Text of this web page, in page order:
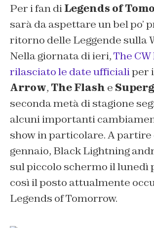
Per i fan diLegends of
sarà da aspettare un bel po’
ritorno delle Leggende sulla
Nella giornata di ieri,The CW
rilasciato le date ufficialiper
Arrow, The Flash e
seconda metà di stagione
alcuni importanti
show in particolare. A partire
gennaio, Black Lightning
sul piccolo schermo il lunedì
così il posto attualmente
Legends of Tomorrow.